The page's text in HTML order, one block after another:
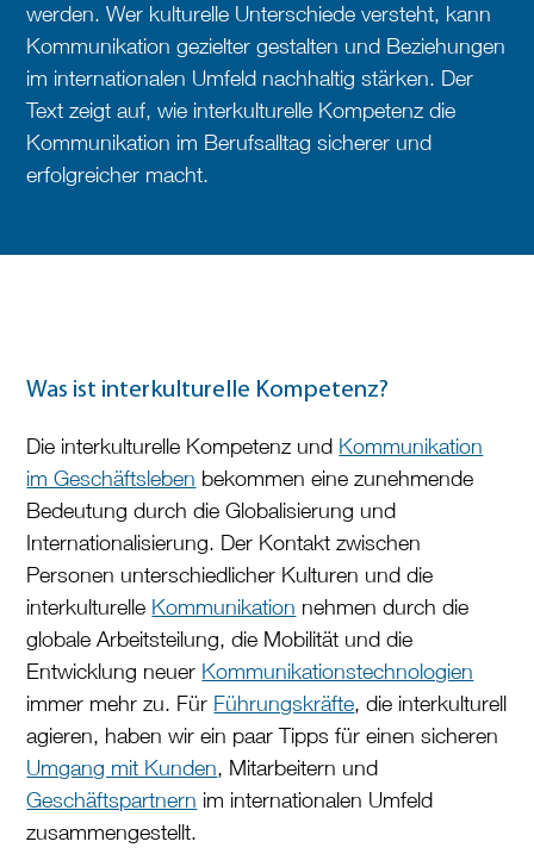
werden. Wer kulturelle Unterschiede versteht, kann
Kommunikation gezielter gestalten und Beziehungen
im internationalen Umfeld nachhaltig stärken. Der
Text zeigt auf, wie interkulturelle Kompetenz die
Kommunikation im Berufsalltag sicherer und
erfolgreicher macht.
Was ist interkulturelle Kompetenz?
Die interkulturelle Kompetenz und Kommunikation
im Geschäftsleben bekommen eine zunehmende
Bedeutung durch die Globalisierung und
Internationalisierung. Der Kontakt zwischen
Personen unterschiedlicher Kulturen und die
interkulturelle Kommunikation nehmen durch die
globale Arbeitsteilung, die Mobilität und die
Entwicklung neuer Kommunikationstechnologien
immer mehr zu. Für Führungskräfte, die interkulturell
agieren, haben wir ein paar Tipps für einen sicheren
Umgang mit Kunden, Mitarbeitern und
Geschäftspartnern im internationalen Umfeld
zusammengestellt.